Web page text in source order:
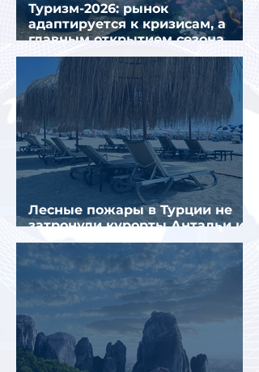
Туризм-2026: рынок
адаптируется к кризисам, а
главным открытием сезона
стал Вьетнам
Лесные пожары в Турции не
затронули курорты Антальи и
Муглы